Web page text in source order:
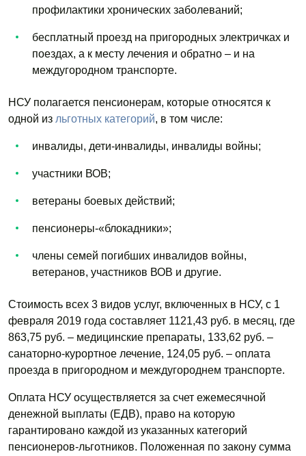
профилактики хронических заболеваний;
бесплатный проезд на пригородных электричках и
поездах, а к месту лечения и обратно – и на
междугородном транспорте.
НСУ полагается пенсионерам, которые относятся к
одной из льготных категорий, в том числе:
инвалиды, дети-инвалиды, инвалиды войны;
участники ВОВ;
ветераны боевых действий;
пенсионеры-«блокадники»;
члены семей погибших инвалидов войны,
ветеранов, участников ВОВ и другие.
Стоимость всех 3 видов услуг, включенных в НСУ, с 1
февраля 2019 года составляет 1121,43 руб. в месяц, где
863,75 руб. – медицинские препараты, 133,62 руб. –
санаторно-курортное лечение, 124,05 руб. – оплата
проезда в пригородном и междугороднем транспорте.
Оплата НСУ осуществляется за счет ежемесячной
денежной выплаты (ЕДВ), право на которую
гарантировано каждой из указанных категорий
пенсионеров-льготников. Положенная по закону сумма